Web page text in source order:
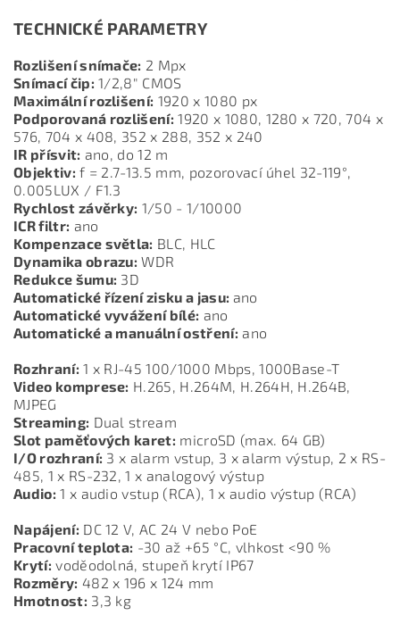
TECHNICKÉ PARAMETRY
Rozlišení snímače: 2 Mpx
Snímací čip: 1/2,8" CMOS
Maximální rozlišení: 1920 x 1080 px
Podporovaná rozlišení: 1920 x 1080, 1280 x 720, 704 x
576, 704 x 408, 352 x 288, 352 x 240
IR přísvit: ano, do 12 m
Objektiv: f = 2.7-13.5 mm, pozorovací úhel 32-119°,
0.005LUX / F1.3
Rychlost závěrky: 1/50 - 1/10000
ICR filtr: ano
Kompenzace světla: BLC, HLC
Dynamika obrazu: WDR
Redukce šumu: 3D
Automatické řízení zisku a jasu: ano
Automatické vyvážení bílé: ano
Automatické a manuální ostření: ano
Rozhraní: 1 x RJ-45 100/1000 Mbps, 1000Base-T
Video komprese: H.265, H.264M, H.264H, H.264B,
MJPEG
Streaming: Dual stream
Slot paměťových karet: microSD (max. 64 GB)
I/O rozhraní: 3 x alarm vstup, 3 x alarm výstup, 2 x RS-
485, 1 x RS-232, 1 x analogový výstup
Audio: 1 x audio vstup (RCA), 1 x audio výstup (RCA)
Napájení: DC 12 V, AC 24 V nebo PoE
Pracovní teplota: -30 až +65 °C, vlhkost <90 %
Krytí: voděodolná, stupeň krytí IP67
Rozměry: 482 x 196 x 124 mm
Hmotnost: 3,3 kg